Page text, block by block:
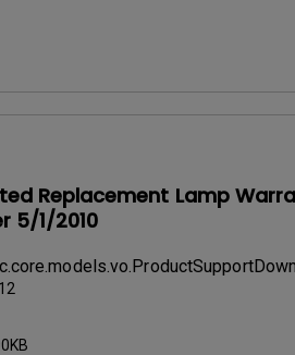
Replacement Lamp
5/1/2010